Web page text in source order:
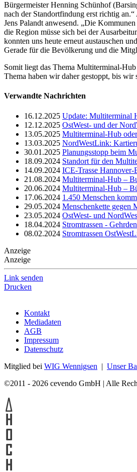
Bürgermeister Henning Schünhof
nach der Standortfindung erst richtig
Jens Palandt anwesend. „Die
die Region müsse sich bei der
konnten uns heute erneut austauschen
Gerade für die Bevölkerung und die
Somit liegt das Thema Multiterminal-
Thema haben wir daher gestoppt, bis
Verwandte Nachrichten
16.12.2025 Update: Multiterminal
12.12.2025 OstWest- und der
13.05.2025 Multiterminal-Hub
13.03.2025 NordWestLink:
30.01.2025 Planungsstopp beim
18.09.2024 Standort für den
14.09.2024 ICE-Trasse
21.08.2024 Multiterminal-Hub –
20.06.2024 Multiterminal-Hub –
17.06.2024 1.450 Menschen
29.05.2024 Menschenkette gegen
23.05.2024 OstWest- und
18.04.2024 Stromtrassen -
08.02.2024 Stromtrassen
Anzeige
Anzeige
Link senden
Drucken
Kontakt
Mediadaten
AGB
Impressum
Datenschutz
Mitglied bei WIG Wennigsen | Unser
©2011 - 2026 cevendo GmbH | Alle